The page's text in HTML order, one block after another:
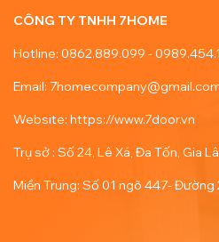
CÔNG TY TNHH 7HOME
Hotline: 0862.889.099 -
Email:
Website: https://www.7door.vn
Trụ sở : Số 24, Lê Xá, Đa Tốn, Gia
Miền Trung: Số 01 ngõ 447- Đường